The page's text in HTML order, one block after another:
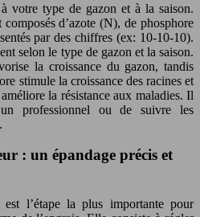
votre type de gazon et à la saison.
d’azote (N), de phosphore
par des chiffres (ex: 10-10-10).
selon le type de gazon et la saison.
la croissance du gazon, tandis
stimule la croissance des racines et
la résistance aux maladies. Il
professionnel ou de suivre les
: un épandage précis et
l’étape la plus importante pour